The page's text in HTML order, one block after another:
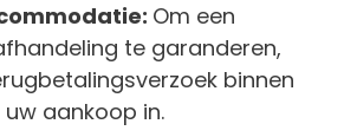
Om een ​​
te garanderen,
binnen
aankoop in.